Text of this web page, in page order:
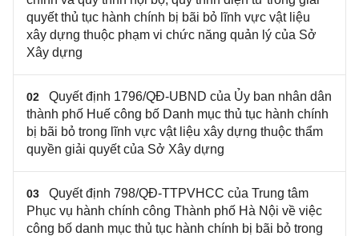
quyết thủ tục hành chính bị bãi bỏ lĩnh vực vật liệu
xây dựng thuộc phạm vi chức năng quản lý của Sở
Xây dựng
02
Quyết định 1796/QĐ-UBND của Ủy ban nhân dân
thành phố Huế công bố Danh mục thủ tục hành chính
bị bãi bỏ trong lĩnh vực vật liệu xây dựng thuộc thẩm
quyền giải quyết của Sở Xây dựng
03
Quyết định 798/QĐ-TTPVHCC của Trung tâm
Phục vụ hành chính công Thành phố Hà Nội về việc
công bố danh mục thủ tục hành chính bị bãi bỏ trong